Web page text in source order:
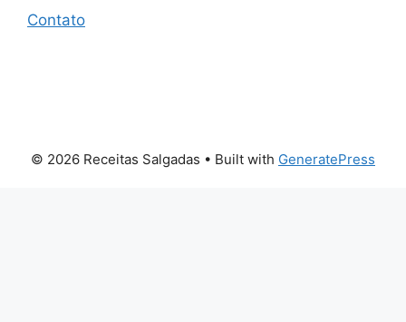
Contato
© 2026 Receitas Salgadas • Built with GeneratePress